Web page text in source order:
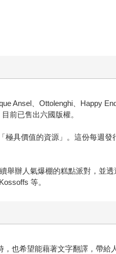
Ansel、Ottolenghi、Happy
前已售出六國版權。
極具價值的資源」。這份每週發
舉辦人氣爆棚的糕點派對，並透
等。
也希望能藉著文字翻譯，帶給